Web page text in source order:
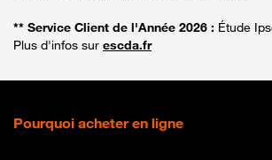
** Service Client de l'Année 2026 : Étude
Plus d'infos sur escda.fr
Pourquoi acheter en ligne